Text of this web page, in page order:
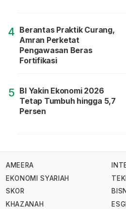
4 Berantas Praktik Curang,
Amran Perketat
Pengawasan Beras
Fortifikasi
5 BI Yakin Ekonomi 2026
Tetap Tumbuh hingga 5,7
Persen
AMEERA
EKONOMI SYARIAH
SKOR
KHAZANAH